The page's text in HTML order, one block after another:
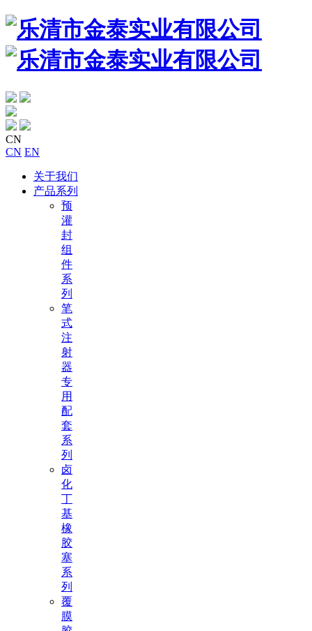
CN
CN EN
关于我们
产品系列
预
灌
封
组
件
系
列
笔
式
注
射
器
专
用
配
套
系
列
卤
化
丁
基
橡
胶
塞
系
列
覆
膜